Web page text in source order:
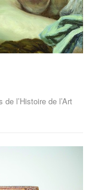
l’Histoire de l’Art